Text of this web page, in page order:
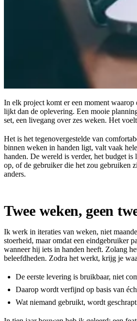
In elk project komt er een moment waarop
lijkt dan de oplevering. Een mooie
set, een livegang over zes weken. Het
Het is het tegenovergestelde van
binnen weken in handen ligt, valt vaak
handen. De wereld is verder, het budget is
op, of de gebruiker die het zou gebruiken
anders.
Twee weken, geen
Ik werk in iteraties van weken, niet
stoerheid, maar omdat een eindgebruiker
wanneer hij iets in handen heeft. Zolang
beleefdheden. Zodra het werkt, krijg je
De eerste levering is bruikbaar, niet
Daarop wordt verfijnd op basis van
Wat niemand gebruikt, wordt